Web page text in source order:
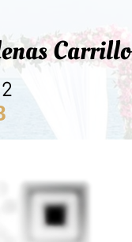
Carrillo